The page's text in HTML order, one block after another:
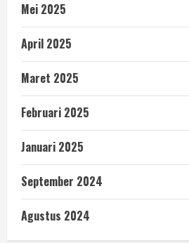
Mei 2025
April 2025
Maret 2025
Februari 2025
Januari 2025
September 2024
Agustus 2024